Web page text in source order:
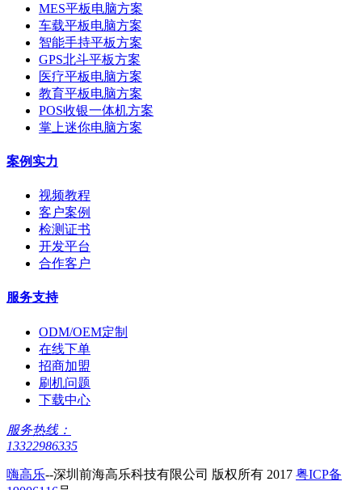
MES平板电脑方案
车载平板电脑方案
智能手持平板方案
GPS北斗平板方案
医疗平板电脑方案
教育平板电脑方案
POS收银一体机方案
掌上迷你电脑方案
案例实力
视频教程
客户案例
检测证书
开发平台
合作客户
服务支持
ODM/OEM定制
在线下单
招商加盟
刷机问题
下载中心
服务热线：
13322986335
嗨高乐--深圳前海高乐科技有限公司 版权所有 2017 粤ICP备